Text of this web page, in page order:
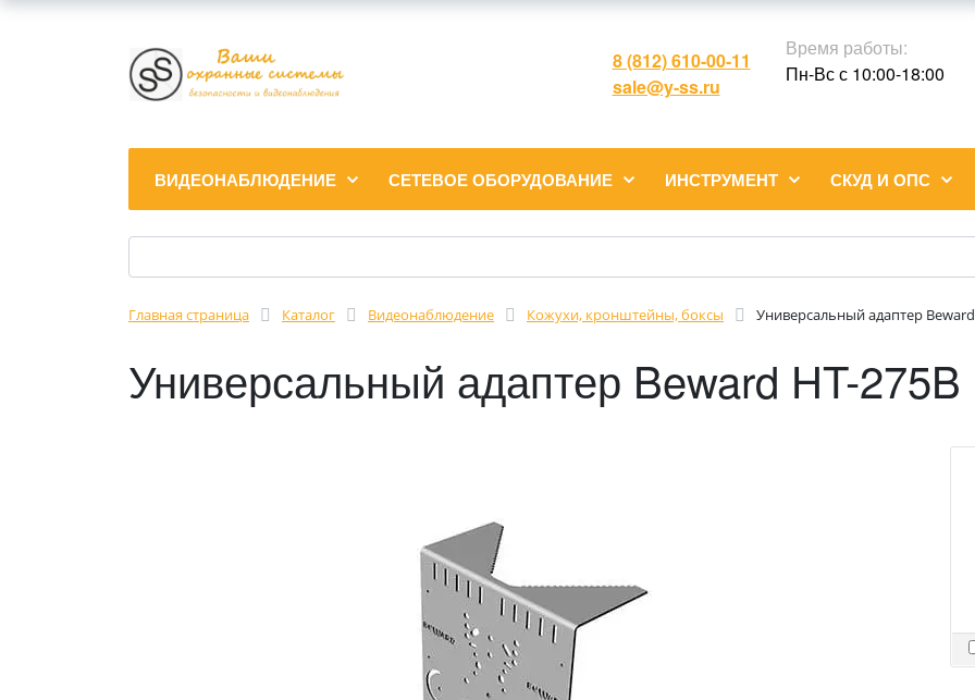
8 (812) 610-00-11
sale@y-ss.ru
Время работы:
Пн-Вс с 10:00-18:00
ВИДЕОНАБЛЮДЕНИЕ СЕТЕВОЕ ОБОРУДОВАНИЕ ИНСТРУМЕНТ СКУД И ОПС
Главная страница Каталог Видеонаблюдение Кожухи, кронштейны, боксы Универсальный адаптер
Универсальный адаптер Beward HT-275B